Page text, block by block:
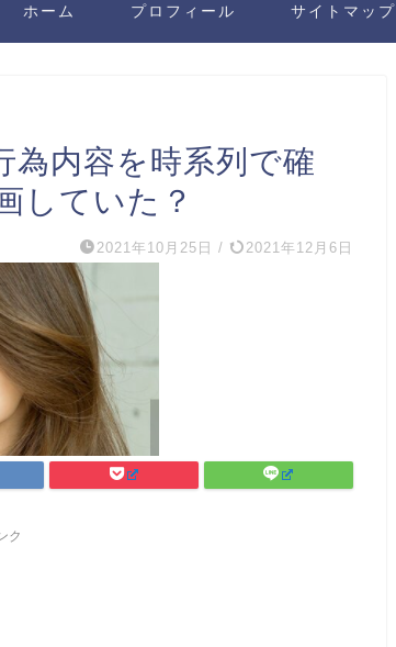
ホーム プロフィール サイトマップ
為内容を時系列で確
していた？
2021年10月25日 / 2021年12月6日
ク